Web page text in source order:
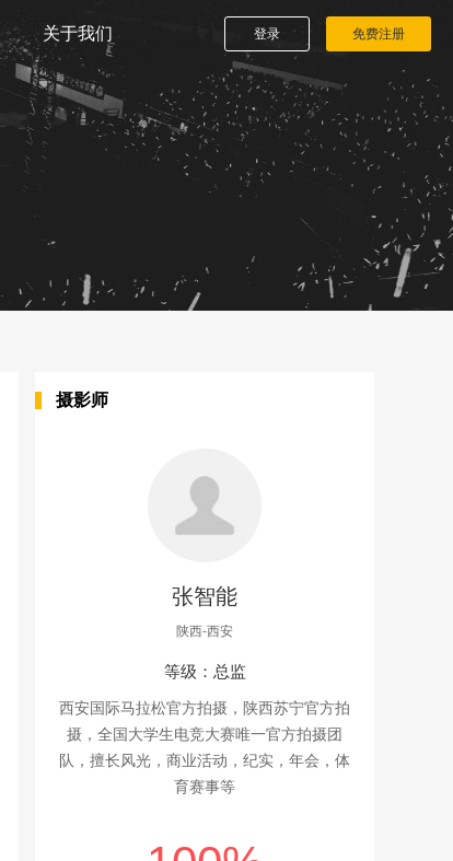
关于我们 登录 免费注册
摄影师
张智能
陕西-西安
等级：总监
西安国际马拉松官方拍摄，陕西苏宁官方拍
摄，全国大学生电竞大赛唯一官方拍摄团
队，擅长风光，商业活动，纪实，年会，体
育赛事等